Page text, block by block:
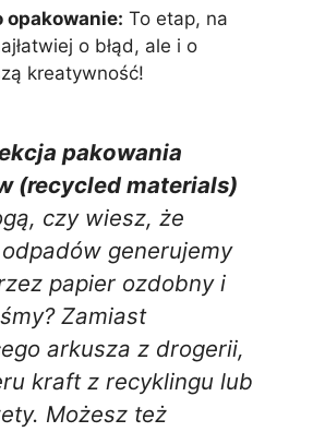
opakowanie: To etap, na
o błąd, ale i o
kreatywność!
pakowania
(recycled materials)
czy wiesz, że
generujemy
papier ozdobny i
Zamiast
arkusza z drogerii,
kraft z recyklingu lub
Możesz też